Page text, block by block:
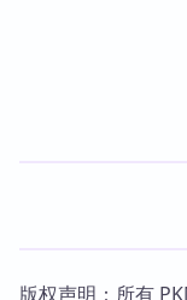
版权声明：所有